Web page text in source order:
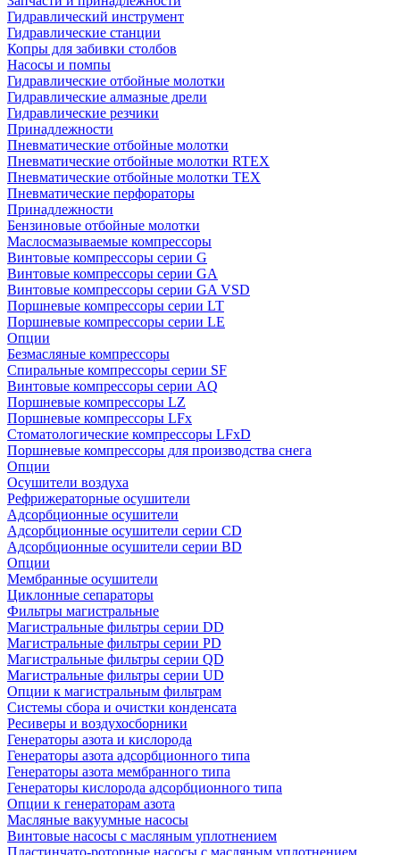
Гидравлический инструмент
Гидравлические станции
Копры для забивки столбов
Насосы и помпы
Гидравлические отбойные молотки
Гидравлические алмазные дрели
Гидравлические резчики
Принадлежности
Пневматические отбойные молотки
Пневматические отбойные молотки RTEX
Пневматические отбойные молотки TEX
Пневматические перфораторы
Принадлежности
Бензиновые отбойные молотки
Маслосмазываемые компрессоры
Винтовые компрессоры серии G
Винтовые компрессоры cерии GA
Винтовые компрессоры cерии GA VSD
Поршневые компрессоры серии LT
Поршневые компрессоры серии LE
Опции
Безмасляные компрессоры
Спиральные компрессоры серии SF
Винтовые компрессоры серии AQ
Поршневые компрессоры LZ
Поршневые компрессоры LFx
Стоматологические компрессоры LFxD
Поршневые компрессоры для производства снега
Опции
Осушители воздуха
Рефрижераторные осушители
Адсорбционные осушители
Адсорбционные осушители серии CD
Адсорбционные осушители серии BD
Опции
Мембранные осушители
Циклонные сепараторы
Фильтры магистральные
Магистральные фильтры серии DD
Магистральные фильтры серии PD
Магистральные фильтры серии QD
Магистральные фильтры серии UD
Опции к магистральным фильтрам
Системы сбора и очистки конденсата
Ресиверы и воздухосборники
Генераторы азота и кислорода
Генераторы азота адсорбционного типа
Генераторы азота мембранного типа
Генераторы кислорода адсорбционного типа
Опции к генераторам азота
Масляные вакуумные насосы
Винтовые насосы с масляным уплотнением
Пластинчато-роторные насосы с масляным уплотнением